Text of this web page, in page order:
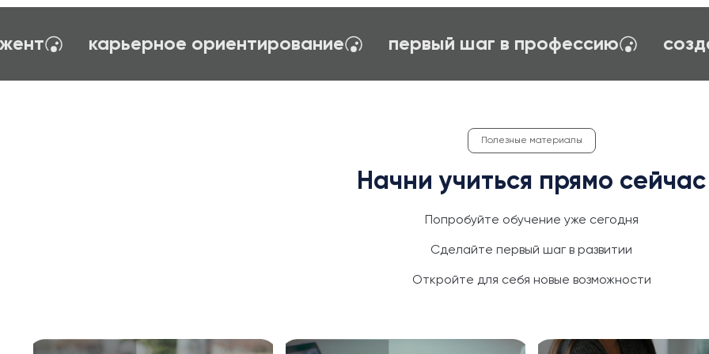
управления тайм-менеджент карьерное ориентирование
Полезные материалы
Начни учиться прямо сейчас
Попробуйте обучение уже сегодня
Сделайте первый шаг в развитии
Откройте для себя новые возможности